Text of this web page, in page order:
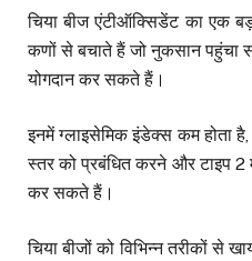
चिया बीज एंटीऑक्सिडेंट का एक
कणों से बचाते हैं जो नुकसान पहुंचा
योगदान कर सकते हैं।
इनमें ग्लाइसेमिक इंडेक्स कम होता
स्तर को प्रबंधित करने और टाइप
कर सकते हैं।
चिया बीजों को विभिन्न तरीकों से